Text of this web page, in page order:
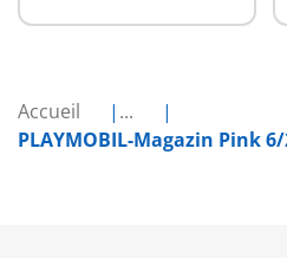
Accueil
...
PLAYMOBIL-Magazin Pink